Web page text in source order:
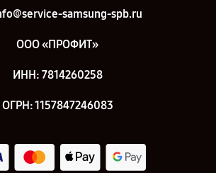
samsung-spb.ru
ООО «ПРОФИТ»
ИНН: 7814260258
ОГРН: 1157847246083